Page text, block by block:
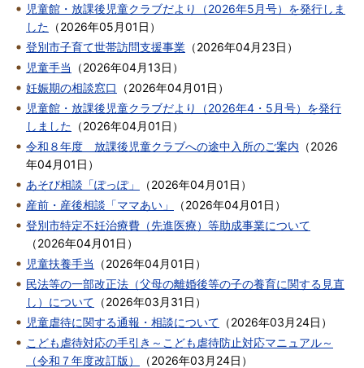
児童館・放課後児童クラブだより（2026年5月号）を発行しま
した （2026年05月01日 ）
登別市子育て世帯訪問支援事業 （2026年04月23日 ）
児童手当
（2026年04月13日 ）
妊娠期の相談窓口
（2026年04月01日 ）
児童館・放課後児童クラブだより（2026年4・5月号）を発行
しました （2026年04月01日 ）
令和８年度 放課後児童クラブへの途中入所のご案内 （2026
年04月01日 ）
あそび相談「ぽっぽ」
（2026年04月01日 ）
産前・産後相談「ママあい」
（2026年04月01日 ）
登別市特定不妊治療費（先進医療）等助成事業について
（2026年04月01日 ）
児童扶養手当
（2026年04月01日 ）
民法等の一部改正法（父母の離婚後等の子の養育に関する見直
し）について （2026年03月31日 ）
児童虐待に関する通報・相談について （2026年03月24日 ）
こども虐待対応の手引き～こども虐待防止対応マニュアル～
（令和７年度改訂版）
（2026年03月24日 ）